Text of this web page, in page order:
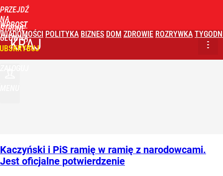
PRZEJDŹ
NA
STRONĘ
GŁÓWNĄ
WPROST
WIADOMOŚCI POLITYKA BIZNES DOM ZDROWIE ROZRYWKA
KRAJ
Kaczyński i PiS ramię w ramię z narodowcami.
Jest oficjalne potwierdzenie